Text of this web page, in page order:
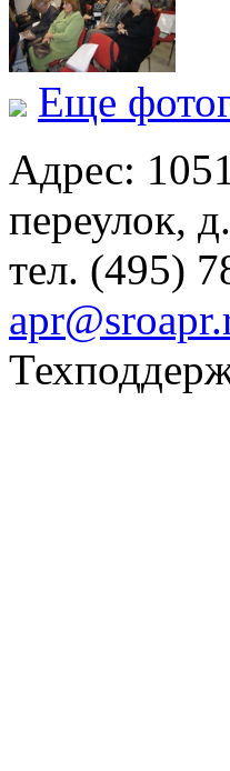
Еще
Адрес:
переулок,
тел. (495)